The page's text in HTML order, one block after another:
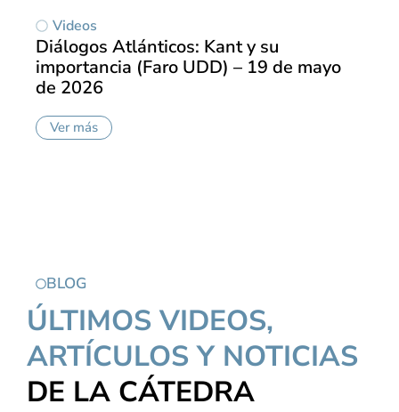
Videos
Diálogos Atlánticos: Kant y su
importancia (Faro UDD) – 19 de mayo
de 2026
Ver más
BLOG
ÚLTIMOS VIDEOS,
ARTÍCULOS Y NOTICIAS
DE LA CÁTEDRA